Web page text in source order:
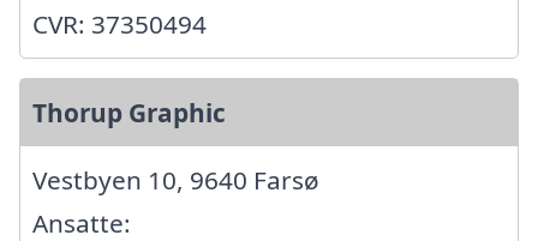
CVR: 37350494
Thorup Graphic
Vestbyen 10, 9640 Farsø
Ansatte: